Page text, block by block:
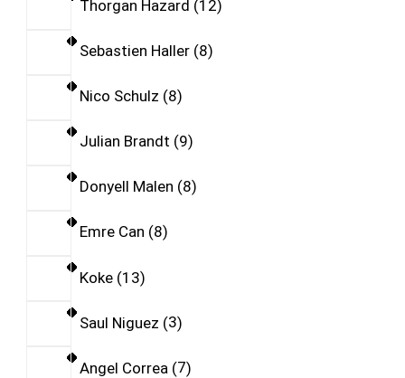
Thorgan Hazard 12
Sebastien Haller 8
Nico Schulz 8
Julian Brandt 9
Donyell Malen 8
Emre Can 8
Koke 13
Saul Niguez 3
Angel Correa 7